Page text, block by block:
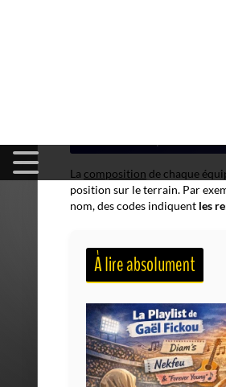
La composition de chaque
position sur le terrain. Par
nom, des codes indiquent les
À lire absolument